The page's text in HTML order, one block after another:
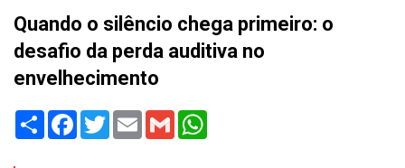
Quando o silêncio chega primeiro: o
desafio da perda auditiva no
envelhecimento
Share Facebook
TwitterEmail Gmail